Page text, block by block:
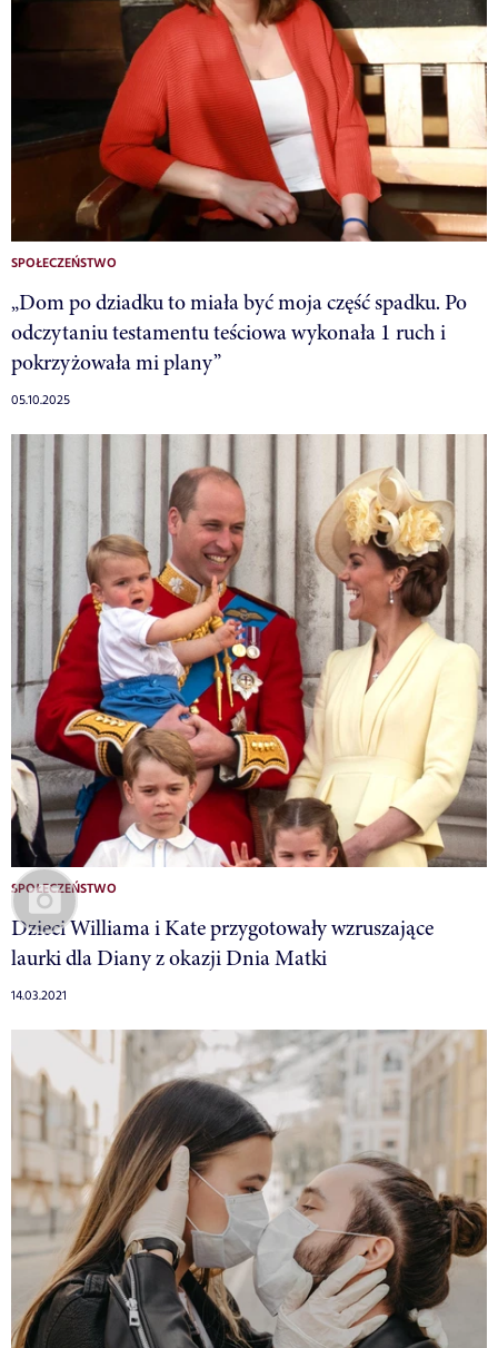
SPOŁECZEŃSTWO
„Dom po dziadku to miała być moja część spadku. Po
odczytaniu testamentu teściowa wykonała 1 ruch i
pokrzyżowała mi plany”
05.10.2025
SPOŁECZEŃSTWO
Dzieci Williama i Kate przygotowały wzruszające
laurki dla Diany z okazji Dnia Matki
14.03.2021